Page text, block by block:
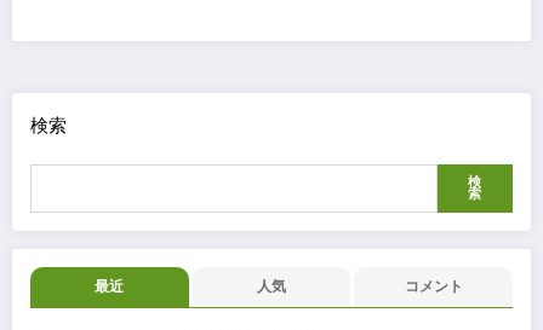
検索
検
索
最近 人気 コメント